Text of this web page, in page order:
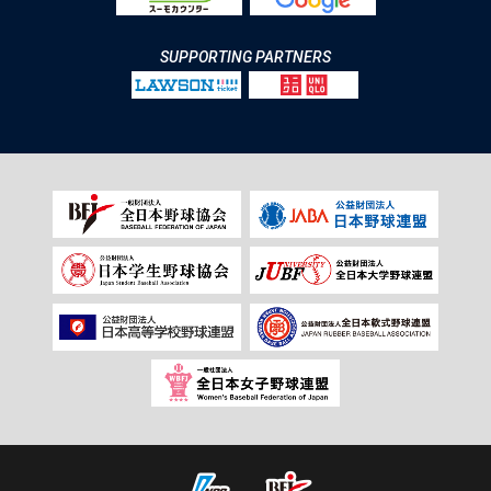
SUPPORTING PARTNERS